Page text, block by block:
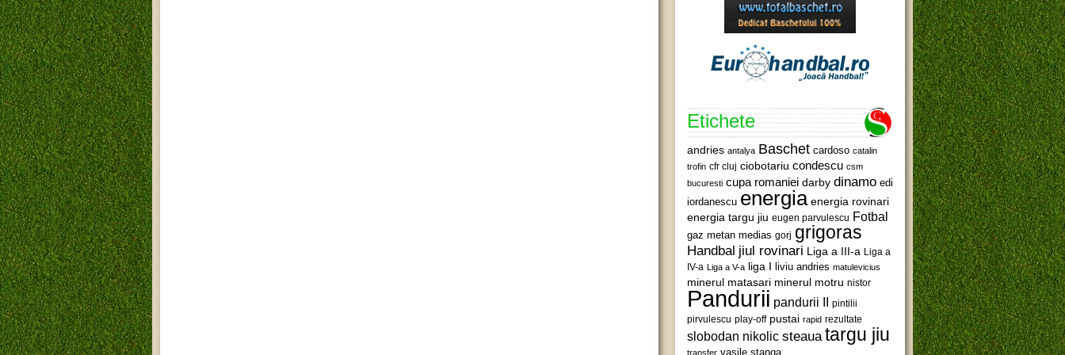
Etichete
andries antalya Baschet cardoso catalin
trofin cfr cluj ciobotariu condescu csm
bucuresti cupa romaniei darby dinamo edi
iordanescu energia energia rovinari
energia targu jiu eugen parvulescu Fotbal
gaz metan medias gorj grigoras
Handbal jiul rovinari Liga a III-a Liga a
IV-a Liga a V-a liga I liviu andries matulevicius
minerul matasari minerul motru nistor
Pandurii pandurii II pintilii
pirvulescu play-off pustai rapid rezultate
slobodan nikolic steaua targu jiu
transfer vasile stanga